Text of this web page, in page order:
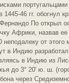
португальцами
46 гг. обогнул
По открыл
Африки, назвав
от этого
в Индию разработал
в Индию из
до 3° 20' ю. ш.
через